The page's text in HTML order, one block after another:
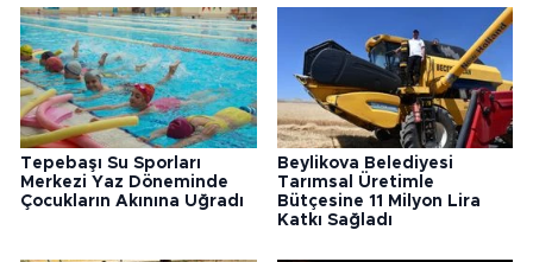
Tepebaşı Su Sporları
Merkezi Yaz Döneminde
Çocukların Akınına Uğradı
Beylikova Belediyesi
Tarımsal Üretimle
Bütçesine 11 Milyon Lira
Katkı Sağladı